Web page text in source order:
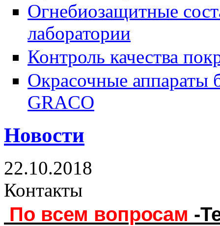
Огнебиозащитные
лаборатории
Контроль качества
Окрасочные аппараты
GRACO
Новости
22.10.2018
Контакты
По всем вопросам -